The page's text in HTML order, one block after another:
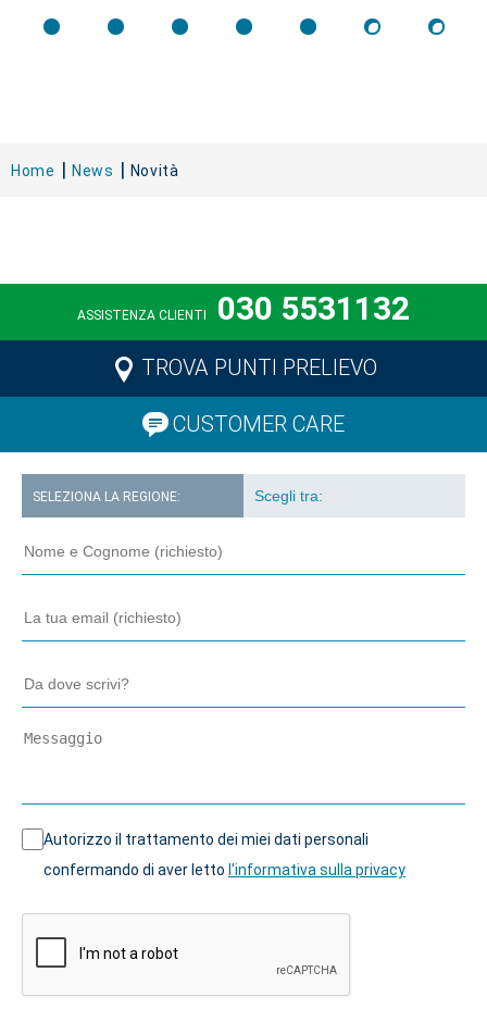
Home News Novità
ASSISTENZA CLIENTI 030 5531132
TROVA PUNTI PRELIEVO
CUSTOMER CARE
SELEZIONA LA REGIONE:
Autorizzo il trattamento dei miei dati personali
confermando di aver letto l'informativa sulla privacy